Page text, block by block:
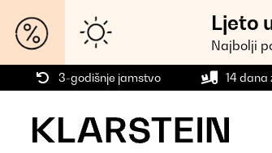
Ljeto
Najbolji
3-godišnje jamstvo 14